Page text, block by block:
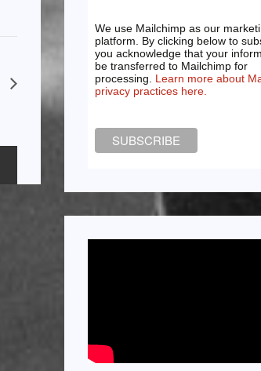
We use Mailchimp as our
platform. By clicking below to
you acknowledge that your
be transferred to Mailchimp for
processing. Learn more about
privacy practices here.